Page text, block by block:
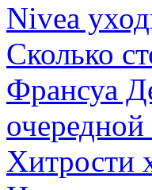
Nivea
Сколько
Франсуа
Хитрости